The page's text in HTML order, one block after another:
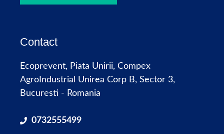
Contact
Ecoprevent, Piata Unirii, Compex
AgroIndustrial Unirea Corp B, Sector 3,
Bucuresti - Romania
0732555499